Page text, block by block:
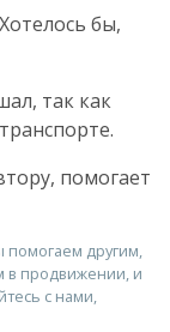
бы,
так как
помогает
помогаем другим,
в продвижении, и
с нами,